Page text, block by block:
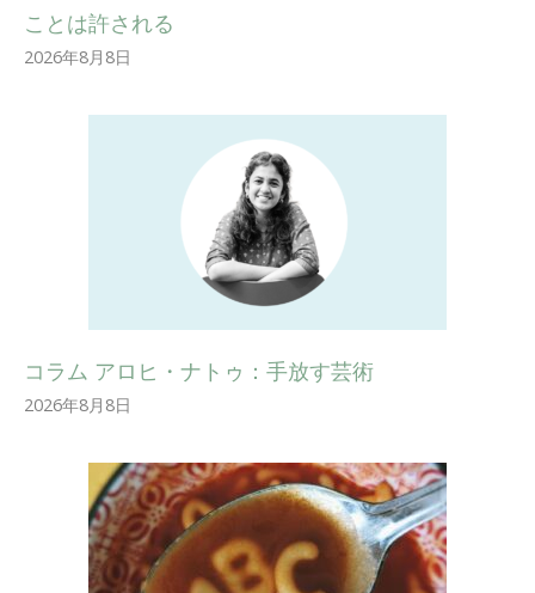
ことは許される
2026年8月8日
コラム アロヒ・ナトゥ：手放す芸術
2026年8月8日